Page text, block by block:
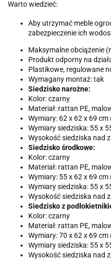
Warto wiedzieć:
Aby utrzymać meble
zabezpieczenie ich
Maksymalne obciążenie
Produkt odporny na
Plastikowe, regulowane
Wymagany montaż: tak
Siedzisko narożne:
Kolor: czarny
Materiał: rattan PE,
Wymiary: 62 x 62 x 69 cm
Wymiary siedziska: 55 x
Wysokość siedziska nad
Siedzisko środkowe:
Kolor: czarny
Materiał: rattan PE,
Wymiary: 55 x 62 x 69 cm
Wymiary siedziska: 55 x
Wysokość siedziska nad
Siedzisko z
Kolor: czarny
Materiał: rattan PE,
Wymiary: 70 x 62 x 69 cm
Wymiary siedziska: 55 x
Wysokość siedziska nad